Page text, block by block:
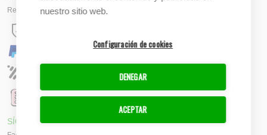
nuestro sitio web.
Configuración de cookies
DENEGAR
ACEPTAR
Registro y cupones descuento
SÍGUENOS